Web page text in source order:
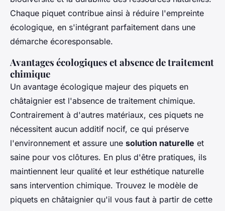
Chaque piquet contribue ainsi à réduire l'empreinte
écologique, en s'intégrant parfaitement dans une
démarche écoresponsable.
Avantages écologiques et absence de traitement
chimique
Un avantage écologique majeur des piquets en
châtaignier est l'absence de traitement chimique.
Contrairement à d'autres matériaux, ces piquets ne
nécessitent aucun additif nocif, ce qui préserve
l'environnement et assure une solution naturelle et
saine pour vos clôtures. En plus d'être pratiques, ils
maintiennent leur qualité et leur esthétique naturelle
sans intervention chimique. Trouvez le modèle de
piquets en châtaignier qu'il vous faut à partir de cette